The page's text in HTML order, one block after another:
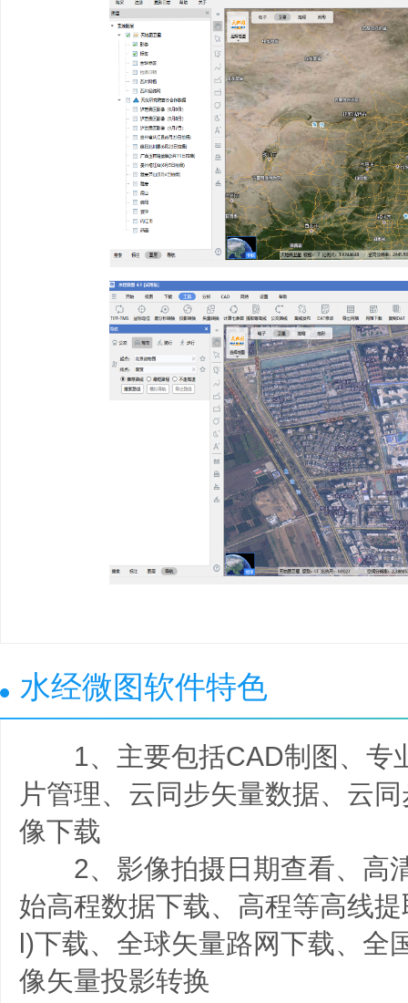
水经微图软件特色
1、主要包括CAD制图、专
片管理、云同步矢量数据、云
像下载
2、影像拍摄日期查看、高
始高程数据下载、高程等高线
l)下载、全球矢量路网下载、全
像矢量投影转换